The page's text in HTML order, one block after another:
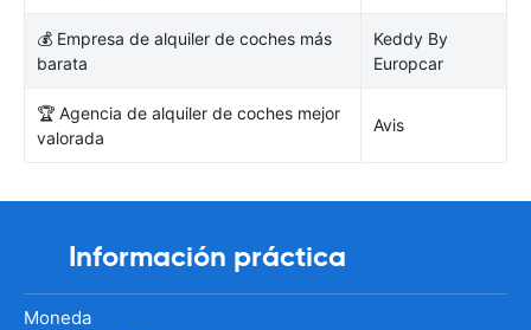
💰 Empresa de alquiler de coches más
barata
Keddy By
Europcar
🏆 Agencia de alquiler de coches mejor
valorada
Avis
Información práctica
Moneda